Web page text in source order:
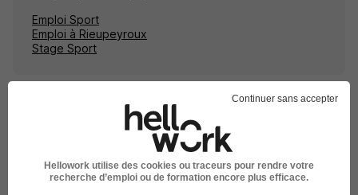
Emploi Sport
Emploi à Rieupeyroux
Stage Sport
Emplois & formations
Emploi Sport
Continuer sans accepter
Hellowork utilise des cookies ou traceurs pour rendre votre
recherche d’emploi ou de formation encore plus efficace.